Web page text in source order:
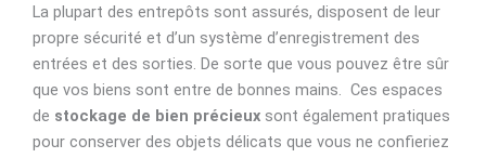
La plupart des entrepôts sont assurés, disposent de leur
propre sécurité et d’un système d’enregistrement des
entrées et des sorties. De sorte que vous pouvez être sûr
que vos biens sont entre de bonnes mains. Ces espaces
de stockage de bien précieux sont également pratiques
pour conserver des objets délicats que vous ne confieriez